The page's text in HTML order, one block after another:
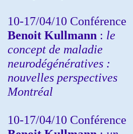
10-17/04/10 Conférence
Benoit Kullmann : le
concept de maladie
neurodégénératives :
nouvelles perspectives
Montréal
10-17/04/10 Conférence